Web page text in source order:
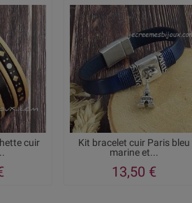
cuir
Kit bracelet cuir Paris bleu
marine et...
13,50 €